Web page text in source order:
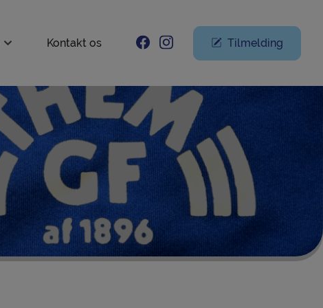
Kontakt os Tilmelding